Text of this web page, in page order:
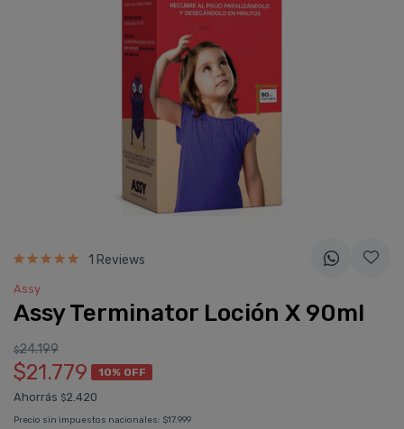
1 Reviews
Assy
Assy Terminator Loción X 90ml
$24.199
$21.779 10% OFF
Ahorrás $2.420
Precio sin impuestos nacionales: $17.999